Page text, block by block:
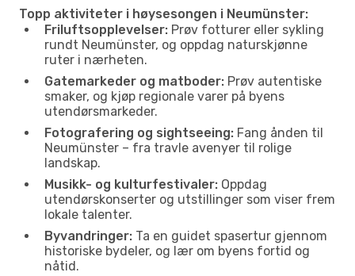
Topp aktiviteter i høysesongen i Neumünster:
Friluftsopplevelser: Prøv fotturer eller sykling
rundt Neumünster, og oppdag naturskjønne
ruter i nærheten.
Gatemarkeder og matboder: Prøv autentiske
smaker, og kjøp regionale varer på byens
utendørsmarkeder.
Fotografering og sightseeing: Fang ånden til
Neumünster – fra travle avenyer til rolige
landskap.
Musikk- og kulturfestivaler: Oppdag
utendørskonserter og utstillinger som viser frem
lokale talenter.
Byvandringer: Ta en guidet spasertur gjennom
historiske bydeler, og lær om byens fortid og
nåtid.